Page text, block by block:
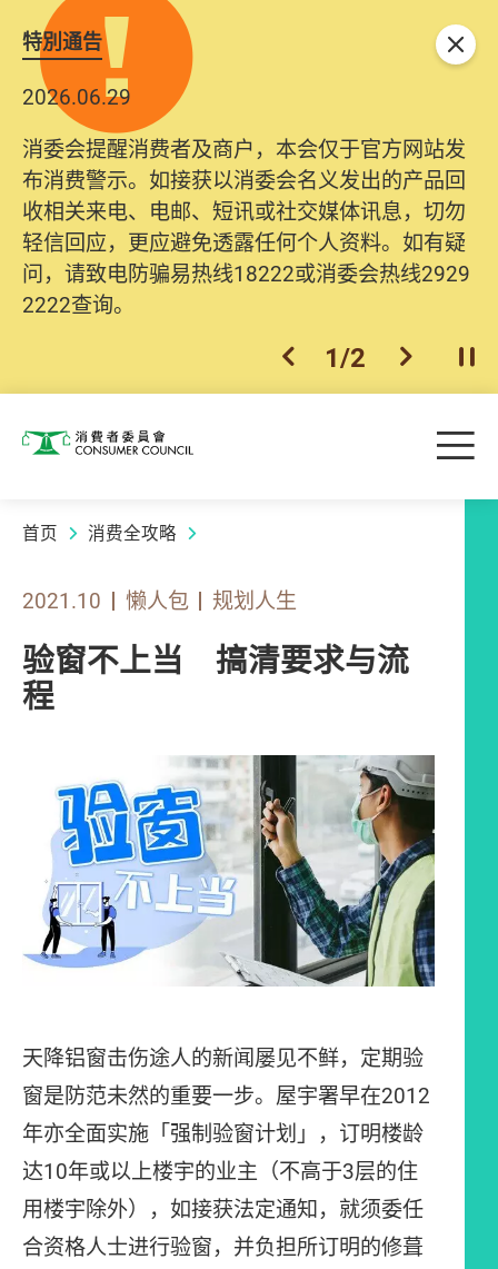
特別通告
2026.06.29
消委会提醒消费者及商户，本会仅于官方网站发
布消费警示。如接获以消委会名义发出的产品回
收相关来电、电邮、短讯或社交媒体讯息，切勿
轻信回应，更应避免透露任何个人资料。如有疑
问，请致电防骗易热线18222或消委会热线2929
2222查询。
上一个
1/2 下一个开
关闭
消费者委员会 目
首页 消费全攻略
2021.10 懒人包 规划人生
验窗不上当 搞清要求与流
程
天降铝窗击伤途人的新闻屡见不鲜，定期验
窗是防范未然的重要一步。屋宇署早在2012
年亦全面实施「强制验窗计划」，订明楼龄
达10年或以上楼宇的业主（不高于3层的住
用楼宇除外），如接获法定通知，就须委任
合资格人士进行验窗，并负担所订明的修葺